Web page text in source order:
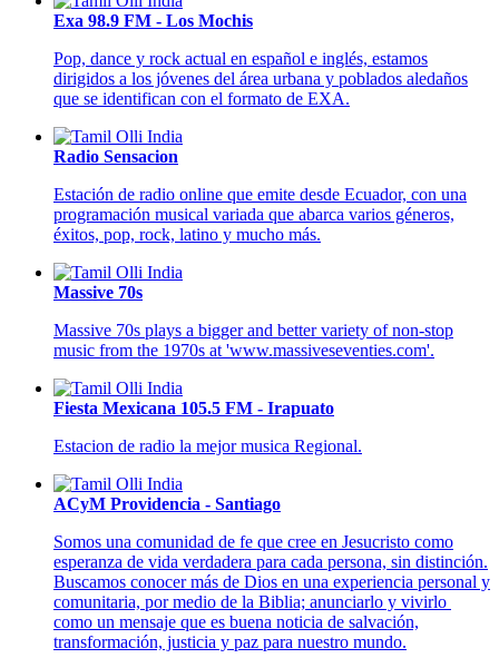
Exa 98.9 FM - Los Mochis
Pop, dance y rock actual en español e inglés, estamos
dirigidos a los jóvenes del área urbana y poblados aledaños
que se identifican con el formato de EXA.
Radio Sensacion
Estación de radio online que emite desde Ecuador, con una
programación musical variada que abarca varios géneros,
éxitos, pop, rock, latino y mucho más.
Massive 70s
Massive 70s plays a bigger and better variety of non-stop
music from the 1970s at 'www.massiveseventies.com'.
Fiesta Mexicana 105.5 FM - Irapuato
Estacion de radio la mejor musica Regional.
ACyM Providencia - Santiago
Somos una comunidad de fe que cree en Jesucristo como
esperanza de vida verdadera para cada persona, sin distinción.
Buscamos conocer más de Dios en una experiencia personal y
comunitaria, por medio de la Biblia; anunciarlo y vivirlo
como un mensaje que es buena noticia de salvación,
transformación, justicia y paz para nuestro mundo.